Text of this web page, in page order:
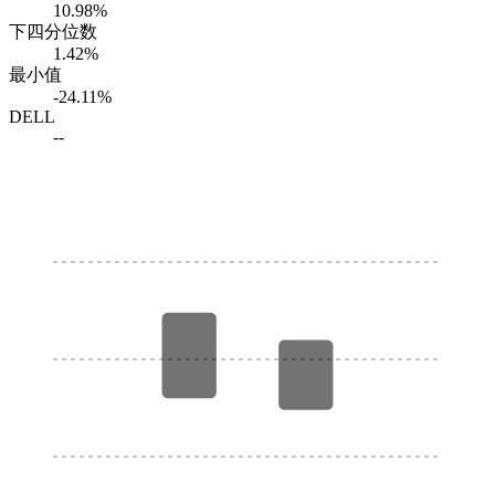
10.98%
下四分位数
1.42%
最小值
-24.11%
DELL
--